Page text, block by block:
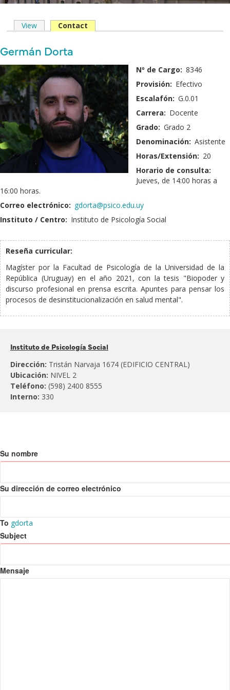
Solapas
principales
View Contact
Nombre
y
Apellido:
Germán Dorta
Fotografía: Nº de Cargo: 8346
Provisión: Efectivo
Escalafón: G.0.01
Carrera: Docente
Grado: Grado 2
Denominación: Asistente
Horas/Extensión: 20
Horario de consulta:
Jueves, de 14:00 horas a
16:00 horas.
Correo electrónico: gdorta@psico.edu.uy
Instituto / Centro: Instituto de Psicología Social
Reseña curricular:
Magíster por la Facultad de Psicología de la Universidad de la
República (Uruguay) en el año 2021, con la tesis "Biopoder y
discurso profesional en prensa escrita. Apuntes para pensar los
procesos de desinstitucionalización en salud mental".
al:
Instituto de Psicología Social
Dirección: Tristán Narvaja 1674 (EDIFICIO CENTRAL)
Ubicación: NIVEL 2
Teléfono: (598) 2400 8555
Interno: 330
Su nombre
Su dirección de correo electrónico
To gdorta
Subject
Mensaje